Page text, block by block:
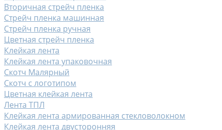
Вторичная стрейч пленка
Стрейч пленка машинная
Стрейч пленка ручная
Цветная стрейч пленка
Клейкая лента
Клейкая лента упаковочная
Скотч Малярный
Скотч с логотипом
Цветная клейкая лента
Лента ТПЛ
Клейкая лента армированная стекловолокном
Клейкая лента двусторонняя